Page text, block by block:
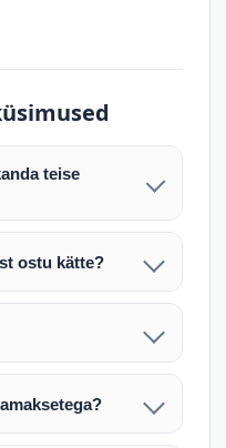
teise
teile domeeni
domeeni üle
registripidajate
saadetakse teile e-
ostu kätte?
arve.
teile domeeni
omandiõigus.
tuleb tellida